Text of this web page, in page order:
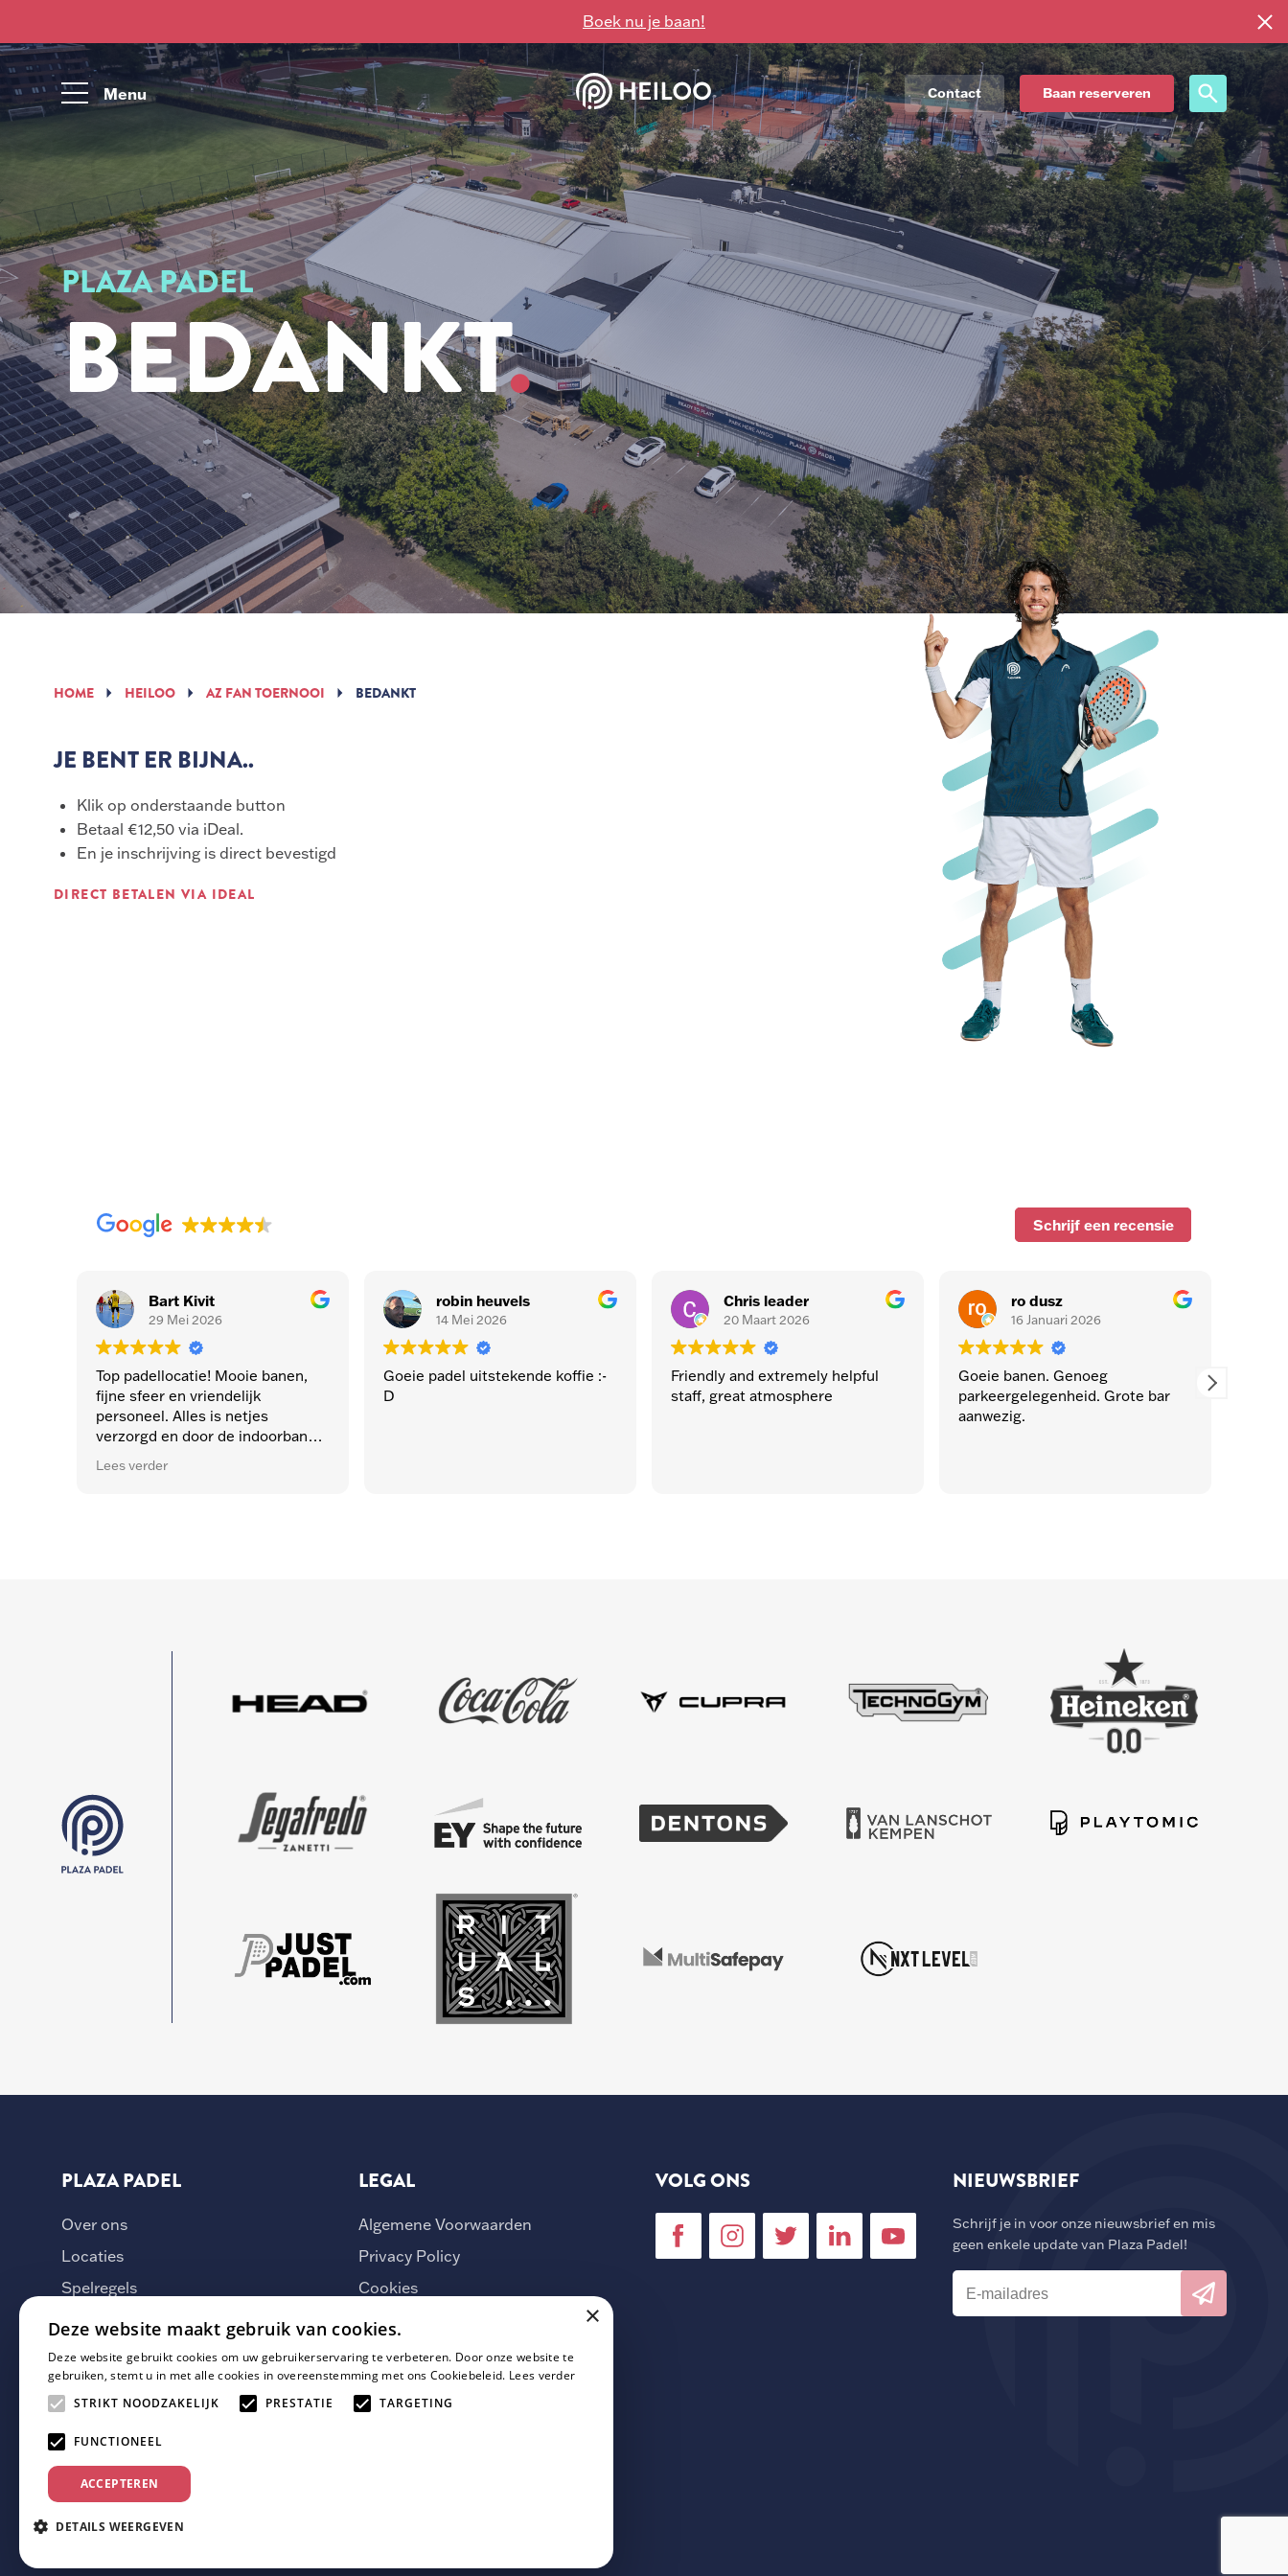
Boek nu je baan!
Menu Contact Baan reserveren
PLAZA PADEL
BEDANKT
HOME HEILOO AZ FAN TOERNOOI BEDANKT
JE BENT ER BIJNA..
Klik op onderstaande button
Betaal €12,50 via iDeal.
En je inschrijving is direct bevestigd
DIRECT BETALEN VIA IDEAL
Schrijf een recensie
Bart Kivit
29 Mei 2026
Top padellocatie! Mooie banen,
fijne sfeer en vriendelijk
personeel. Alles is netjes
verzorgd en door de indoorbanen
kun je altijd spelen. Zeker een
Lees verder
robin heuvels
14 Mei 2026
Goeie padel uitstekende koffie :-
Chris leader
20 Maart 2026
Friendly and extremely helpful
staff, great atmosphere
ro dusz
16 Januari 2026
Goeie banen. Genoeg
parkeergelegenheid. Grote bar
aanwezig.
PLAZA PADEL
Over ons
Locaties
Spelregels
Vacatures
Veelgestelde vragen
Whatsapp Groepen
Contact
Hoe werkt het
LEGAL
Algemene Voorwaarden
Privacy Policy
Cookies
VOLG ONS NIEUWSBRIEF
Schrijf je in voor onze nieuwsbrief en mis
geen enkele update van Plaza Padel!
×
Deze website maakt gebruik van cookies.
Deze website gebruikt cookies om uw gebruikerservaring te verbeteren. Door onze website te
gebruiken, stemt u in met alle cookies in overeenstemming met ons Cookiebeleid. Lees verder
STRIKT NOODZAKELIJK
PRESTATIE TARGETING
FUNCTIONEEL
ACCEPTEREN
DETAILS WEERGEVEN